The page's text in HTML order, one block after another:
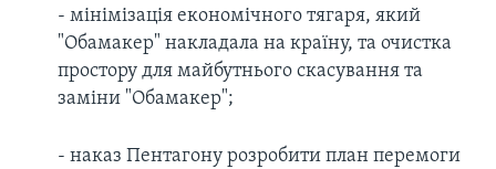
- мінімізація економічного тягаря, який
"Обамакер" накладала на країну, та очистка
простору для майбутнього скасування та
заміни "Обамакер";
- наказ Пентагону розробити план перемоги